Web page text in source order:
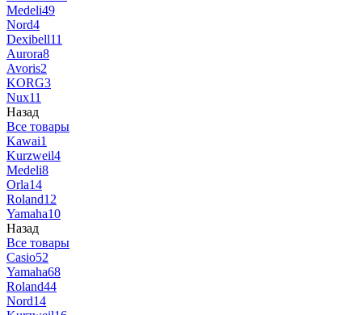
Medeli49
Nord4
Dexibell11
Aurora8
Avoris2
KORG3
Nux11
Назад
Все товары
Kawai1
Kurzweil4
Medeli8
Orla14
Roland12
Yamaha10
Назад
Все товары
Casio52
Yamaha68
Roland44
Nord14